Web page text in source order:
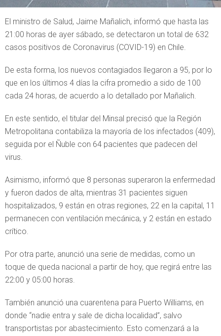
El ministro de Salud, Jaime Mañalich, informó que hasta las
21:00 horas de ayer sábado, se detectaron un total de 632
casos positivos de Coronavirus (COVID-19) en Chile.
De esta forma, los nuevos contagiados llegaron a 95, por lo
que en los últimos 4 días la cifra promedio a sido de 100
cada 24 horas, de acuerdo a lo detallado por Mañalich.
En este sentido, el titular del Minsal precisó que la Región
Metropolitana contabiliza la mayoría de los infectados (409),
seguida por el Ñuble con 64 pacientes que padecen del
virus.
Asimismo, informó que 8 personas superaron la enfermedad
y fueron dados de alta, mientras 31 pacientes siguen
hospitalizados, 9 están en otras regiones, 22 en la capital, 11
permanecen con ventilación mecánica, y 2 están en estado
crítico.
Por otra parte, anunció una serie de medidas, como un
toque de queda nacional a partir de hoy, que regirá entre las
22:00 y 05:00 horas.
También anunció una cuarentena para Puerto Williams, en
donde “nadie entra y sale de dicha localidad”, salvo
transportistas por abastecimiento. Esto comenzará a la